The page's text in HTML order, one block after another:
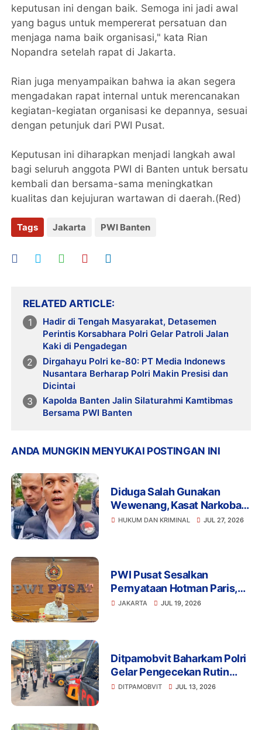
keputusan ini dengan baik. Semoga ini jadi awal
yang bagus untuk mempererat persatuan dan
menjaga nama baik organisasi," kata Rian
Nopandra setelah rapat di Jakarta.
Rian juga menyampaikan bahwa ia akan segera
mengadakan rapat internal untuk merencanakan
kegiatan-kegiatan organisasi ke depannya, sesuai
dengan petunjuk dari PWI Pusat.
Keputusan ini diharapkan menjadi langkah awal
bagi seluruh anggota PWI di Banten untuk bersatu
kembali dan bersama-sama meningkatkan
kualitas dan kejujuran wartawan di daerah.(Red)
Tags Jakarta PWI Banten
RELATED ARTICLE
Hadir di Tengah Masyarakat, Detasemen
Perintis Korsabhara Polri Gelar Patroli Jalan
Kaki di Pengadegan
Dirgahayu Polri ke-80: PT Media Indonews
Nusantara Berharap Polri Makin Presisi dan
Dicintai
Kapolda Banten Jalin Silaturahmi Kamtibmas
Bersama PWI Banten
ANDA MUNGKIN MENYUKAI POSTINGAN INI
Diduga Salah Gunakan
Wewenang, Kasat Narkoba
Polres Tangsel dan 6
HUKUM DAN KRIMINAL JUL 27, 2026
PWI Pusat Sesalkan
Pernyataan Hotman Paris,
Minta Hormati Martabat
JAKARTA JUL 19, 2026
Ditpamobvit Baharkam Polri
Gelar Pengecekan Rutin
Kendaraan Dinas dan
DITPAMOBVIT JUL 13, 2026